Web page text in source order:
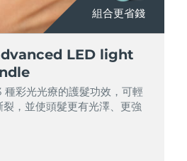
組合更省錢
LED light
種彩光光療的護髮功效，可輕
，並使頭髮更有光澤、更強
組合更省錢
LED light
種彩光光療的護髮功效，可輕
，並使頭髮更有光澤、更強
組合更省錢
LED light
種彩光光療的護髮功效，可輕
，並使頭髮更有光澤、更強
treatments
2
2 go
IPL hair removal
4 body
serum
serum
2 plus
acne LED therapy
2
device
眼部護理
2 eyes & lips
line smoothing device
eye massager
.
護發
4 hair
scalp massager
預計送達日期8/16/26
預計送達日期8/12/26
預計送達日期8/13/26